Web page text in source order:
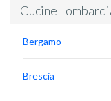
Cucine
Bergamo
Brescia